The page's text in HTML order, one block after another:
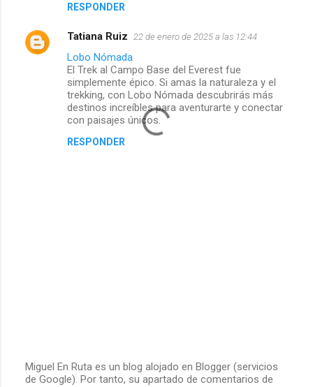
RESPONDER
Tatiana Ruiz 22 de enero de 2025 a las 12:44
Lobo Nómada
El Trek al Campo Base del Everest fue
simplemente épico. Si amas la naturaleza y el
trekking, con Lobo Nómada descubrirás más
destinos increíbles para aventurarte y conectar
con paisajes únicos.
RESPONDER
P
Miguel En Ruta es un blog alojado en Blogger (servicios
de Google). Por tanto, su apartado de comentarios de